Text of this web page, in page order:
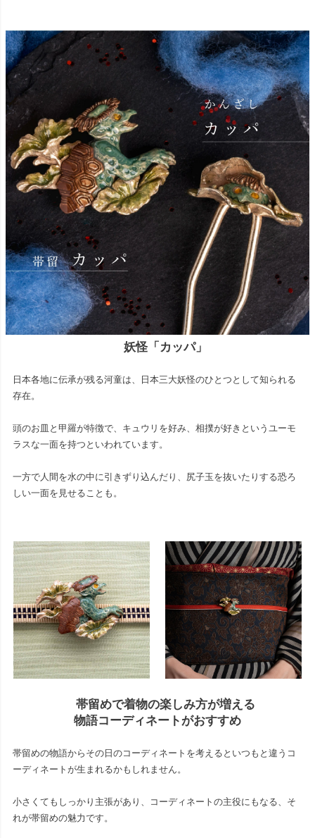
妖怪「カッパ」
日本各地に伝承が残る河童は、日本三大妖怪のひとつとして知られる
存在。
頭のお皿と甲羅が特徴で、キュウリを好み、相撲が好きというユーモ
ラスな一面を持つといわれています。
一方で人間を水の中に引きずり込んだり、尻子玉を抜いたりする恐ろ
しい一面を見せることも。
帯留めで着物の楽しみ方が増える
物語コーディネートがおすすめ
帯留めの物語からその日のコーディネートを考えるといつもと違うコ
ーディネートが生まれるかもしれません。
小さくてもしっかり主張があり、コーディネートの主役にもなる、そ
れが帯留めの魅力です。